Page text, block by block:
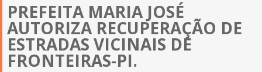
PREFEITA MARIA JOSÉ
AUTORIZA RECUPERAÇÃO DE
ESTRADAS VICINAIS DE
FRONTEIRAS-PI.